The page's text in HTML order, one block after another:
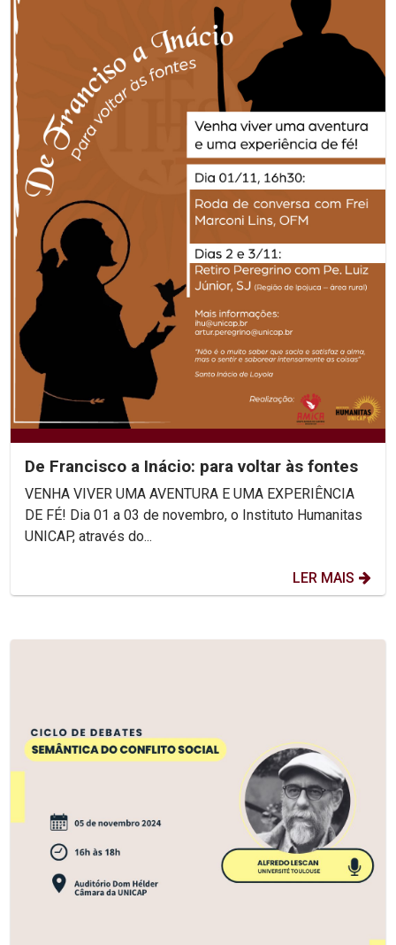
De Francisco a Inácio: para voltar às fontes
VENHA VIVER UMA AVENTURA E UMA EXPERIÊNCIA
DE FÉ! Dia 01 a 03 de novembro, o Instituto Humanitas
UNICAP, através do...
LER MAIS